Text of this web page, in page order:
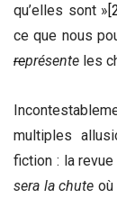
qu’elles sont »
ce que nous
représente les
multiples
fiction : la revue
sera la chute où